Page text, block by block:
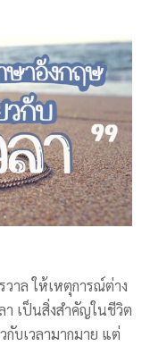
าล ให้เหตุการณ์ต่าง
า เป็นสิ่งสำคัญในชีวิต
บเวลามากมาย แต่